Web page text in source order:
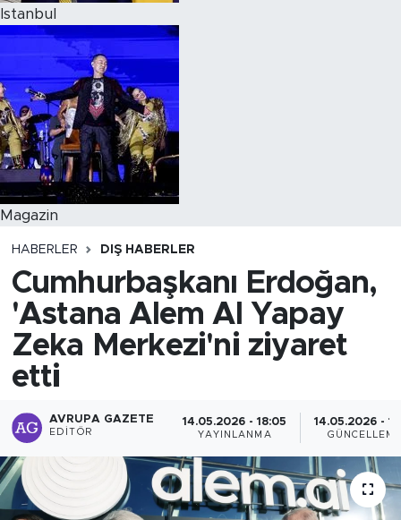
Istanbul
Magazin
HABERLER DIŞ HABERLER
Cumhurbaşkanı Erdoğan,
'Astana Alem AI Yapay
Zeka Merkezi'ni ziyaret
etti
AVRUPA GAZETE
EDITÖR
14.05.2026 - 18:05
YAYINLANMA
14.05.2026 -